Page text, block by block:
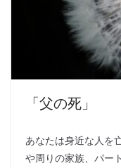
「父の死」
あなたは身近な人を
や周りの家族、パー